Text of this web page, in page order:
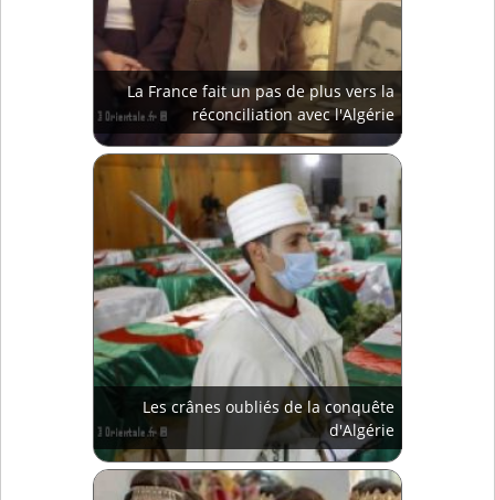
La France fait un pas de plus vers la
réconciliation avec l'Algérie
Les crânes oubliés de la conquête
d'Algérie